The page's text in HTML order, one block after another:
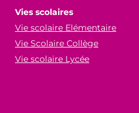
Vies scolaires
Vie scolaire Elémentaire
Vie Scolaire Collège
Vie scolaire Lycée